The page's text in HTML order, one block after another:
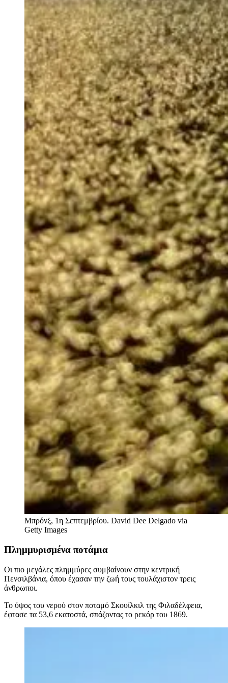
Μπρόνξ, 1η Σεπτεμβρίου. David Dee Delgado via
Getty Images
Πλημμυρισμένα ποτάμια
Οι πιο μεγάλες πλημμύρες συμβαίνουν στην κεντρική
Πενσιλβάνια, όπου έχασαν την ζωή τους τουλάχιστον τρεις
άνθρωποι.
Το ύψος του νερού στον ποταμό Σκουίλκιλ της Φιλαδέλφεια,
έφτασε τα 53,6 εκατοστά, σπάζοντας το ρεκόρ του 1869.